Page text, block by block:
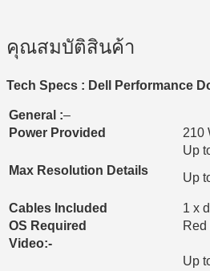
คุณสมบัติสินค้า
Tech Specs : Dell Performance
General :–
Power Provided
210
Max Resolution Details
Up
Up
Cables Included
1 x
OS Required
Video:-
Up